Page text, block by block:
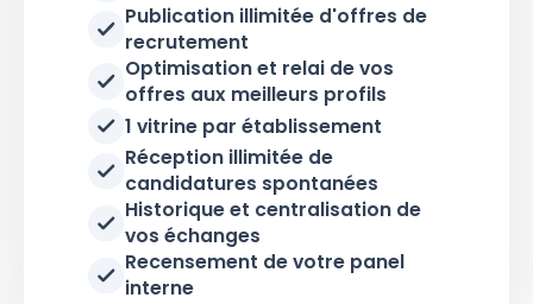
Publication illimitée d'offres de
recrutement
Optimisation et relai de vos
offres aux meilleurs profils
1 vitrine par établissement
Réception illimitée de
candidatures spontanées
Historique et centralisation de
vos échanges
Recensement de votre panel
interne